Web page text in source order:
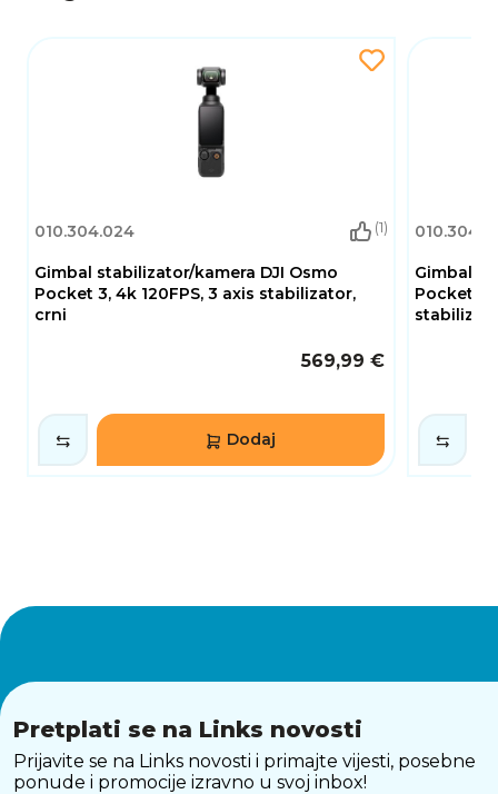
010.304.024 (1)
Gimbal stabilizator/kamera DJI Osmo
Pocket 3, 4k 120FPS, 3 axis stabilizator,
crni
569,99 €
Dodaj
Gimbal
Pocket 3
Pretplati se na Links novosti
Prijavite se na Links novosti i primajte vijesti, posebne
ponude i promocije izravno u svoj inbox!